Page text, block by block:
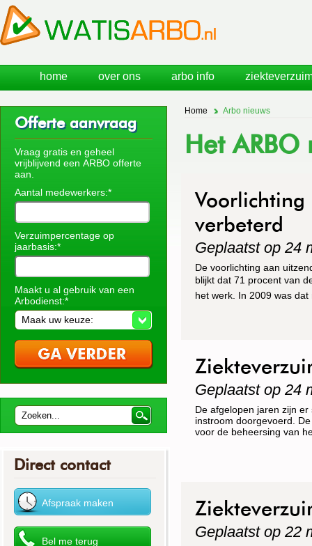
Home Arbo nieuws
Het
verbeterd
Geplaatst op 24
De voorlichting aan
blijkt dat 71 procent van
het werk. In 2009 was
Geplaatst op 24
De afgelopen jaren zijn
instroom doorgevoerd.
voor de beheersing van
Geplaatst op 22
Offerte aanvraag
Vraag gratis en geheel
vrijblijvend een ARBO offerte
aan.
Aantal medewerkers:*
Verzuimpercentage op
jaarbasis:*
Maakt u al gebruik van een
Arbodienst:*
Maak uw keuze:
Direct contact
home over ons arbo info